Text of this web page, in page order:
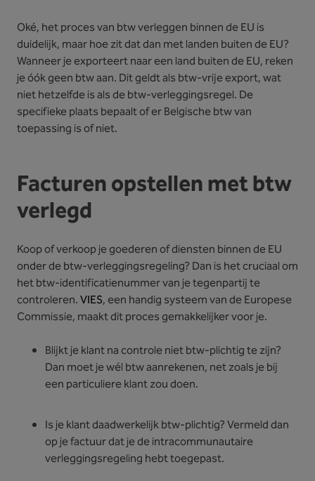
Oké, het proces van btw verleggen binnen de EU is
duidelijk, maar hoe zit dat dan met landen buiten de EU?
Wanneer je exporteert naar een land buiten de EU, reken
je óók geen btw aan. Dit geldt als btw-vrije export, wat
niet hetzelfde is als de btw-verleggingsregel. De
specifieke plaats bepaalt of er Belgische btw van
toepassing is of niet.
Facturen opstellen met btw
verlegd
Koop of verkoop je goederen of diensten binnen de EU
onder de btw-verleggingsregeling? Dan is het cruciaal om
het btw-identificatienummer van je tegenpartij te
controleren.VIES, een handig systeem van de Europese
Commissie, maakt dit proces gemakkelijker voor je.
Blijkt je klant na controle niet btw-plichtig te zijn?
Dan moet je wél btw aanrekenen, net zoals je bij
een particuliere klant zou doen.
Is je klant daadwerkelijk btw-plichtig? Vermeld dan
op je factuur dat je de intracommunautaire
verleggingsregeling hebt toegepast.